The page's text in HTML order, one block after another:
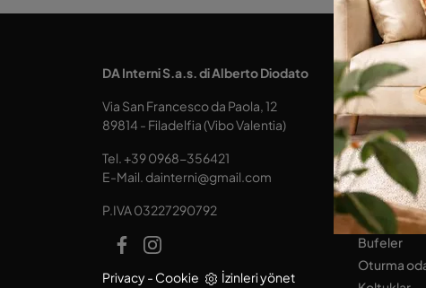
DA Interni S.a.s. di Alberto Diodato
Via San Francesco da Paola, 12
89814 - Filadelfia (Vibo Valentia)
Tel.+39 0968-356421
E-Mail. dainterni@gmail.com
P.IVA 03227290792
Privacy- Cookie İzinleri yönet
MUTFAKLAR
mutfaklar
Tablolar
Koltuklar
YAŞAM
Kitapçılar
Donanımlı
Bufeler
Oturma